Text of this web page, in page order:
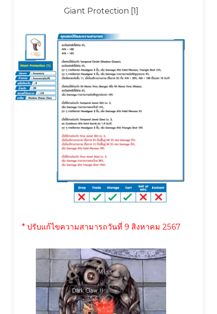
Giant Protection [1]
* ปรับแก้ไขความสามารถวันที่ 9 สิงหาคม 2567